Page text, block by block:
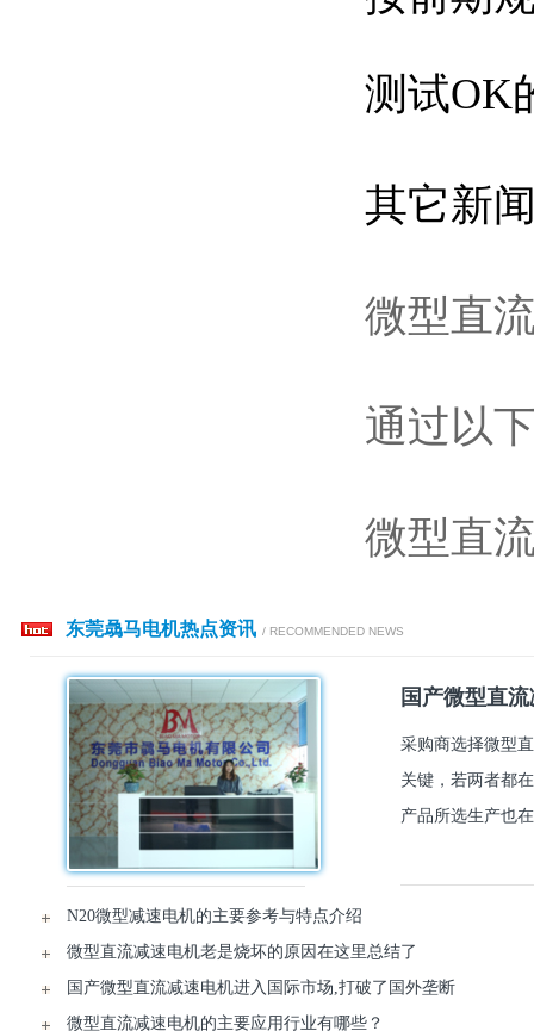
测试OK
其它新
微型直
通过以
微型直
东莞骉马电机热点资讯 / RECOMMENDED NEWS
国产微型直
采购商选择微型
关键，若两者都
产品所选生产也
N20微型减速电机的主要参考与特点介绍
微型直流减速电机老是烧坏的原因在这里总结了
国产微型直流减速电机进入国际市场,打破了国外垄断
微型直流减速电机的主要应用行业有哪些？